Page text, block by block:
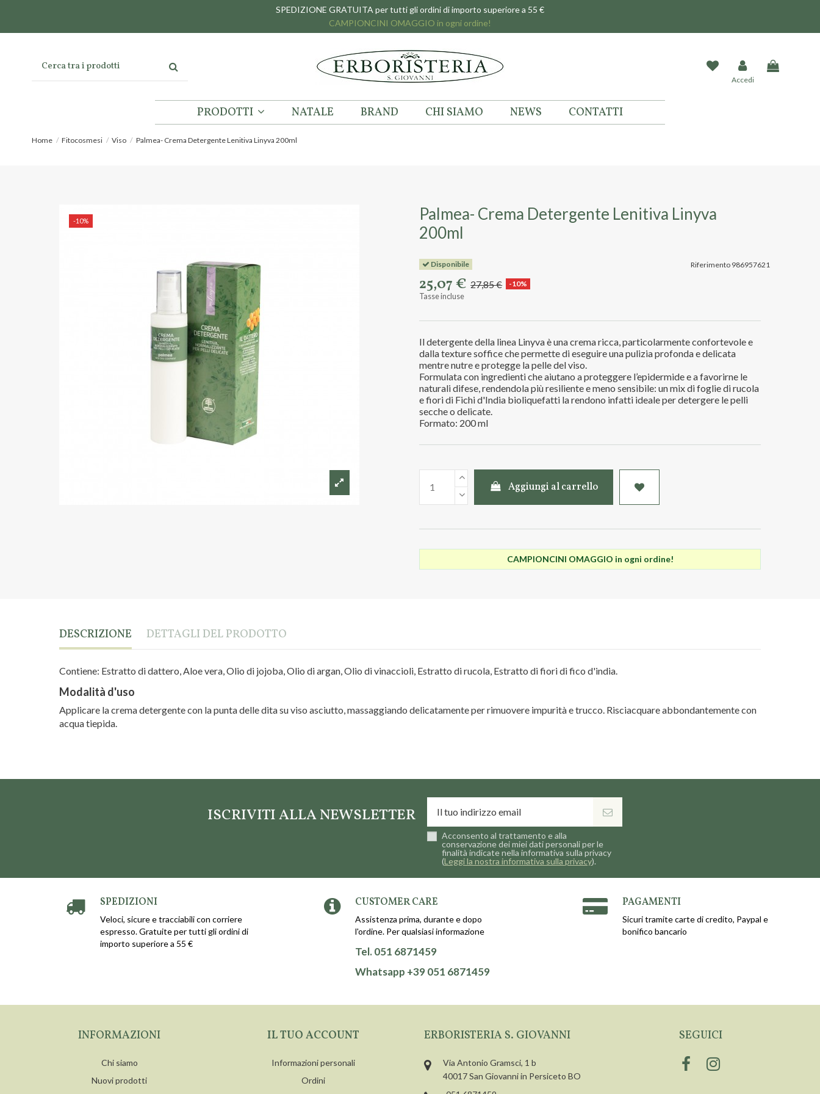
SPEDIZIONE GRATUITA per tutti gli ordini di importo superiore a 55 €
CAMPIONCINI OMAGGIO in ogni ordine!
Accedi
PRODOTTI NATALE BRAND CHI SIAMO NEWS CONTATTI
Home Fitocosmesi Viso Palmea- Crema Detergente Lenitiva Linyva 200ml
-10%
Palmea- Crema Detergente Lenitiva Linyva
200ml
Riferimento 986957621
Disponibile
25,07 € 27,85 € -10%
Tasse incluse
Il detergente della linea Linyva è una crema ricca, particolarmente confortevole e
dalla texture soffice che permette di eseguire una pulizia profonda e delicata
mentre nutre e protegge la pelle del viso.
Formulata con ingredienti che aiutano a proteggere l’epidermide e a favorirne le
naturali difese, rendendola più resiliente e meno sensibile: un mix di foglie di rucola
e fiori di Fichi d'India bioliquefatti la rendono infatti ideale per detergere le pelli
secche o delicate.
Formato: 200 ml
Aggiungi al carrello
CAMPIONCINI OMAGGIO in ogni ordine!
DESCRIZIONE DETTAGLI DEL PRODOTTO
Contiene: Estratto di dattero, Aloe vera, Olio di jojoba, Olio di argan, Olio di vinaccioli, Estratto di rucola, Estratto di fiori di fico d'india.
Modalità d'uso
Applicare la crema detergente con la punta delle dita su viso asciutto, massaggiando delicatamente per rimuovere impurità e trucco. Risciacquare abbondantemente con
acqua tiepida.
ISCRIVITI ALLA NEWSLETTER
Acconsento al trattamento e alla
conservazione dei miei dati personali per le
finalità indicate nella informativa sulla privacy
(Leggi la nostra informativa sulla privacy).
SPEDIZIONI
Veloci, sicure e tracciabili con corriere
espresso. Gratuite per tutti gli ordini di
importo superiore a 55 €
CUSTOMER CARE
Assistenza prima, durante e dopo
l'ordine. Per qualsiasi informazione
Tel. 051 6871459
Whatsapp +39 051 6871459
PAGAMENTI
Sicuri tramite carte di credito, Paypal e
bonifico bancario
INFORMAZIONI
Chi siamo
Nuovi prodotti
IL TUO ACCOUNT
Informazioni personali
Ordini
ERBORISTERIA S. GIOVANNI
Via Antonio Gramsci, 1 b
40017 San Giovanni in Persiceto BO
SEGUICI